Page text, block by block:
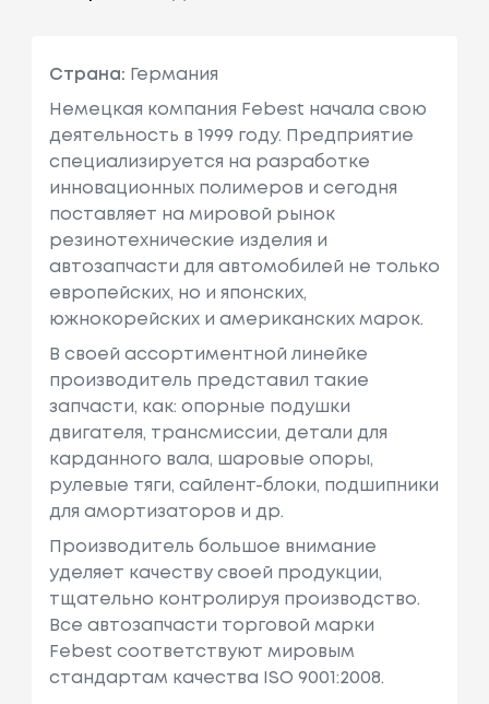
Страна: Германия
Немецкая компания Febest начала свою
деятельность в 1999 году. Предприятие
специализируется на разработке
инновационных полимеров и сегодня
поставляет на мировой рынок
резинотехнические изделия и
автозапчасти для автомобилей не только
европейских, но и японских,
южнокорейских и американских марок.
В своей ассортиментной линейке
производитель представил такие
запчасти, как: опорные подушки
двигателя, трансмиссии, детали для
карданного вала, шаровые опоры,
рулевые тяги, сайлент-блоки, подшипники
для амортизаторов и др.
Производитель большое внимание
уделяет качеству своей продукции,
тщательно контролируя производство.
Все автозапчасти торговой марки
Febest соответствуют мировым
стандартам качества ISO 9001:2008.